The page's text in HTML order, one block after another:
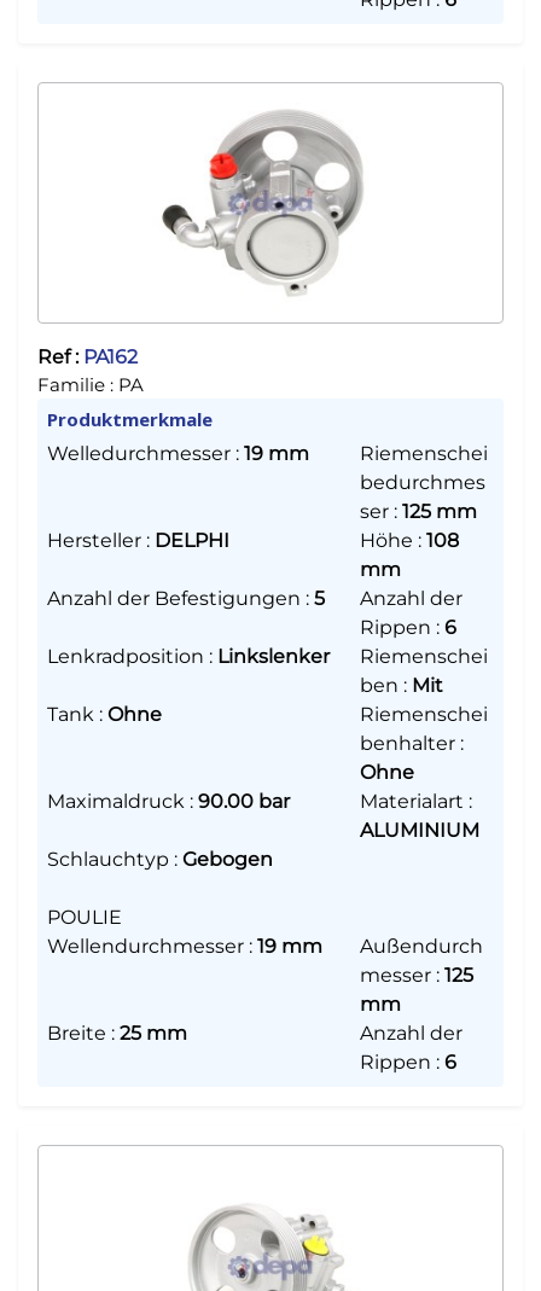
Ref : PA162
Familie : PA
Produktmerkmale
Welledurchmesser : 19 mm
Riemenschei
bedurchmes
ser : 125 mm
Hersteller : DELPHI Höhe : 108
mm
Anzahl der Befestigungen : 5
Anzahl der
Rippen : 6
Lenkradposition : Linkslenker
Riemenschei
ben : Mit
Tank : Ohne
Riemenschei
benhalter :
Ohne
Maximaldruck : 90.00 bar Materialart :
ALUMINIUM
Schlauchtyp : Gebogen
POULIE
Wellendurchmesser : 19 mm
Außendurch
messer : 125
mm
Breite : 25 mm
Anzahl der
Rippen : 6